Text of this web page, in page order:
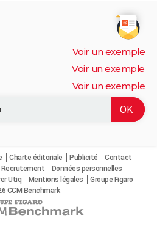
Voir un exemple
Voir un exemple
Voir un exemple
Charte éditoriale Publicité
Contact
Recrutement
Données personnelles
Utiq Mentions légales
Groupe Figaro
CCM Benchmark